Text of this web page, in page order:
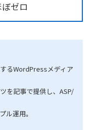
ゼロ
るWordPressメディア
を記事で提供し、ASP/
ル運用。